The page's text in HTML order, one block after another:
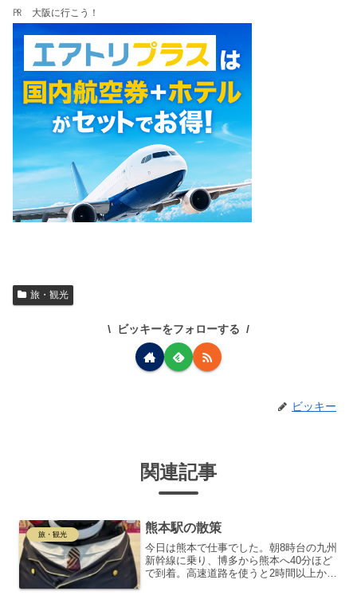
㏚ 大阪に行こう！
旅・観光
ビッキーをフォローする
ビッキー
関連記事
旅・観光 熊本駅の散策
今日は熊本で仕事でした。朝8時台の九州
新幹線に乗り、博多から熊本へ40分ほど
で到着。高速道路を使うと2時間以上かか